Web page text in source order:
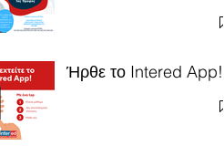
Ήρθε το Intered App!